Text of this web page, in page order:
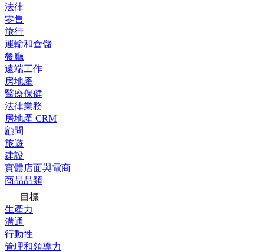
法律
零售
旅行
運輸和倉儲
餐廳
遠端工作
房地產
醫療保健
法律業務
房地產 CRM
顧問
旅遊
建設
實體店面與電商
商品品類
目標
生產力
溝通
行動性
管理和領導力